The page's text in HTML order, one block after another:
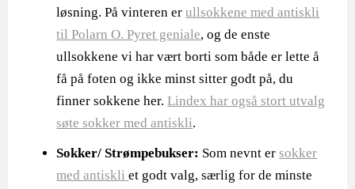
løsning. På vinteren erullsokkene med antiskli
til Polarn O. Pyret geniale, og de enste
ullsokkene vi har vært borti som både er lette å
få på foten og ikke minst sitter godt på, du
finner sokkene her.Lindex har også stort utvalg
søte sokker med antiskli.
Sokker/ Strømpebukser: Som nevnt ersokker
med antiskliet godt valg, særlig for de minste